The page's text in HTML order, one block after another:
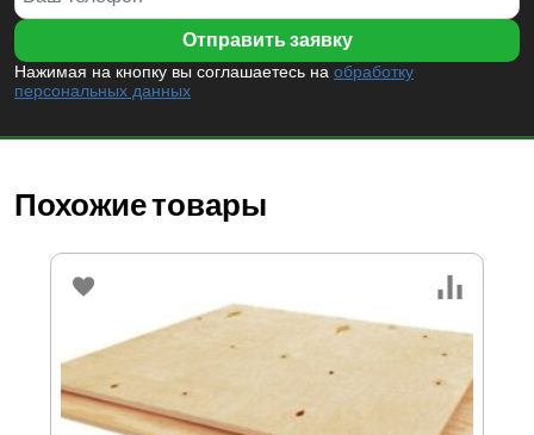
Нажимая на кнопку вы соглашаетесь на обработку
персональных данных
Похожие товары